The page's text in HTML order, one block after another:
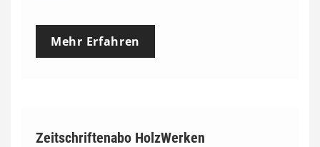
Mehr Erfahren
Zeitschriftenabo HolzWerken